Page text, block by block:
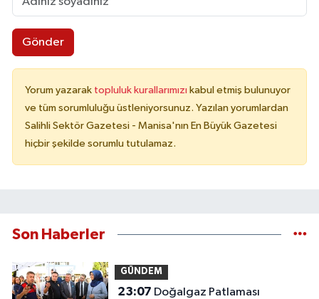
Gönder
Yorum yazarak topluluk kurallarımızı kabul etmiş bulunuyor
ve tüm sorumluluğu üstleniyorsunuz. Yazılan yorumlardan
Salihli Sektör Gazetesi - Manisa'nın En Büyük Gazetesi
hiçbir şekilde sorumlu tutulamaz.
Son Haberler
GÜNDEM
23:07